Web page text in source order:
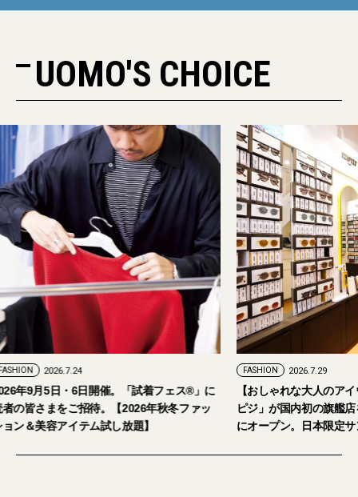
UOMO'S CHOICE
FASHION 2026.7.24
2026年9月5日・6日開催。「試着フェス®︎」に
読者の皆さまをご招待。【2026年秋冬ファッ
ション＆美容アイテム試し放題】
FASHION 2026.7.29
【おしゃれな大人
ピジ」が国内初の
にオープン。日本